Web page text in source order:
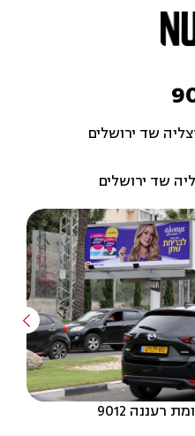
שד ירושלים
שד ירושלים
רעננה 9012